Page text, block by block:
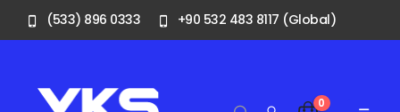
(533) 896 0333 +90 532 483 8117 (Global)
0